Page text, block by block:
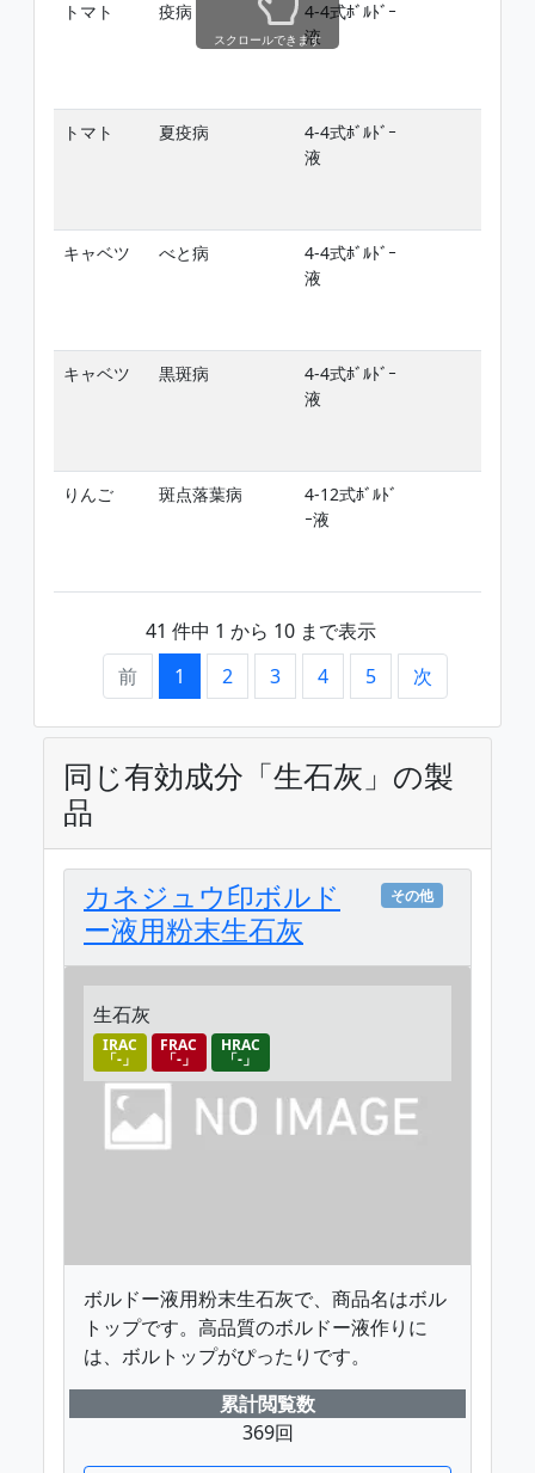
トマト 疫病
4-4式ﾎﾞﾙﾄﾞｰ
液
トマト 夏疫病
4-4式ﾎﾞﾙﾄﾞｰ
液
キャベツ べと病
4-4式ﾎﾞﾙﾄﾞｰ
液
キャベツ 黒斑病
4-4式ﾎﾞﾙﾄﾞｰ
液
りんご 斑点落葉病
4-12式ﾎﾞﾙﾄﾞ
ｰ液
41 件中 1 から 10 まで表示
前
1 2 3 4 5 次
スクロールできます
同じ有効成分「生石灰」の製
品
カネジュウ印ボルド
ー液用粉末生石灰
その他
生石灰
IRAC
「-」
FRAC
「-」
HRAC
「-」
ボルドー液用粉末生石灰で、商品名はボル
トップです。高品質のボルドー液作りに
は、ボルトップがぴったりです。
累計閲覧数
369回